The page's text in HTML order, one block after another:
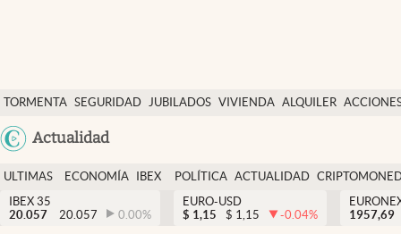
TORMENTA SEGURIDAD JUBILADOS VIVIENDA ALQUILER
USA
Actualidad
Economía y finanzas
Política
Actualidad
Criptomonedas
ULTIMAS
NOTICIAS
ECONOMÍA
FINANZAS
IBEX
EURO
POLÍTICA ACTUALIDAD
IBEX 35
20.057
20.057 0.00%
EURO-USD
$ 1,15 $ 1,15 -0.04%
1957,69